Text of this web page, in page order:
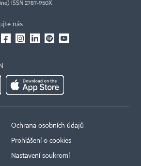
ISSN 2787-950X
nás
Ochrana osobních údajů
Prohlášení o cookies
Nastavení soukromí